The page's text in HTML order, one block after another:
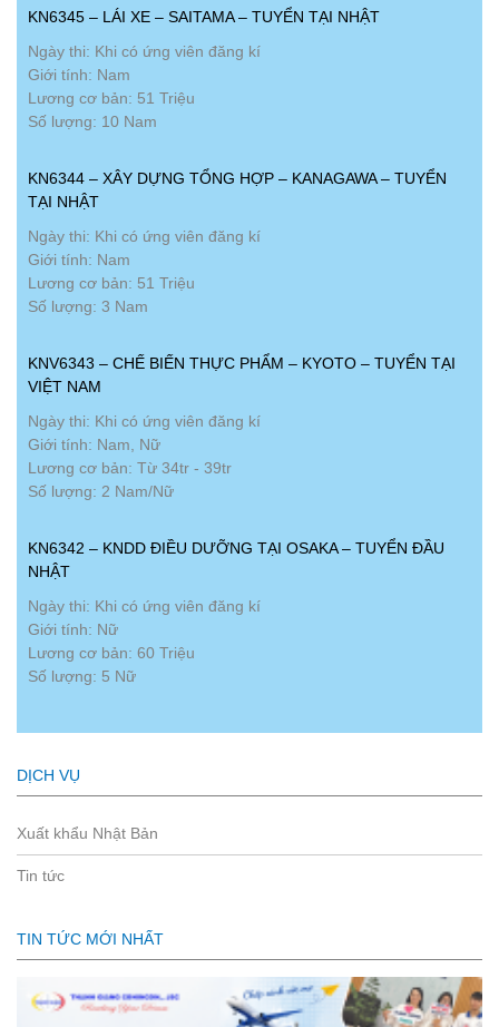
KN6345 – LÁI XE – SAITAMA – TUYỂN TẠI NHẬT
Ngày thi: Khi có ứng viên đăng kí
Giới tính: Nam
Lương cơ bản: 51 Triệu
Số lượng: 10 Nam
KN6344 – XÂY DỰNG TỔNG HỢP – KANAGAWA – TUYỂN
TẠI NHẬT
Ngày thi: Khi có ứng viên đăng kí
Giới tính: Nam
Lương cơ bản: 51 Triệu
Số lượng: 3 Nam
KNV6343 – CHẾ BIẾN THỰC PHẨM – KYOTO – TUYỂN TẠI
VIỆT NAM
Ngày thi: Khi có ứng viên đăng kí
Giới tính: Nam, Nữ
Lương cơ bản: Từ 34tr - 39tr
Số lượng: 2 Nam/Nữ
KN6342 – KNDD ĐIỀU DƯỠNG TẠI OSAKA – TUYỂN ĐẦU
NHẬT
Ngày thi: Khi có ứng viên đăng kí
Giới tính: Nữ
Lương cơ bản: 60 Triệu
Số lượng: 5 Nữ
DỊCH VỤ
Xuất khẩu Nhật Bản
Tin tức
TIN TỨC MỚI NHẤT